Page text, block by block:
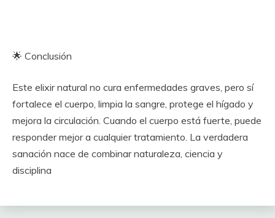
🌟 Conclusión
Este elixir natural no cura enfermedades graves, pero sí
fortalece el cuerpo, limpia la sangre, protege el hígado y
mejora la circulación. Cuando el cuerpo está fuerte, puede
responder mejor a cualquier tratamiento. La verdadera
sanación nace de combinar naturaleza, ciencia y
disciplina